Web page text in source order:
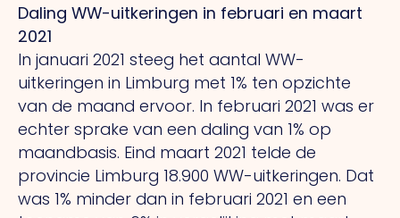
Daling WW-uitkeringen in februari en maart
2021
In januari 2021 steeg het aantal WW-
uitkeringen in Limburg met 1% ten opzichte
van de maand ervoor. In februari 2021 was er
echter sprake van een daling van 1% op
maandbasis. Eind maart 2021 telde de
provincie Limburg 18.900 WW-uitkeringen. Dat
was 1% minder dan in februari 2021 en een